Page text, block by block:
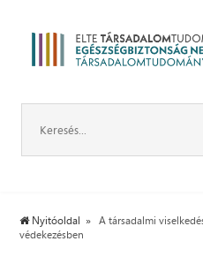
Nyitóoldal
A társadalmi
védekezésben